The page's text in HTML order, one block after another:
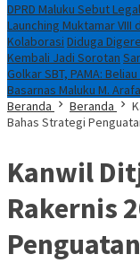
DPRD Maluku Sebut
Launching Muktamar VIII
Kolaborasi Diduga
Kembali Jadi Sorotan
Golkar SBT, PAMA:
Basarnas Maluku M.
Beranda
Beranda
Bahas Strategi
Kanwil
Rakernis